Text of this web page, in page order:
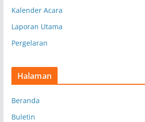
Kalender Acara
Laporan Utama
Pergelaran
Halaman
Beranda
Buletin